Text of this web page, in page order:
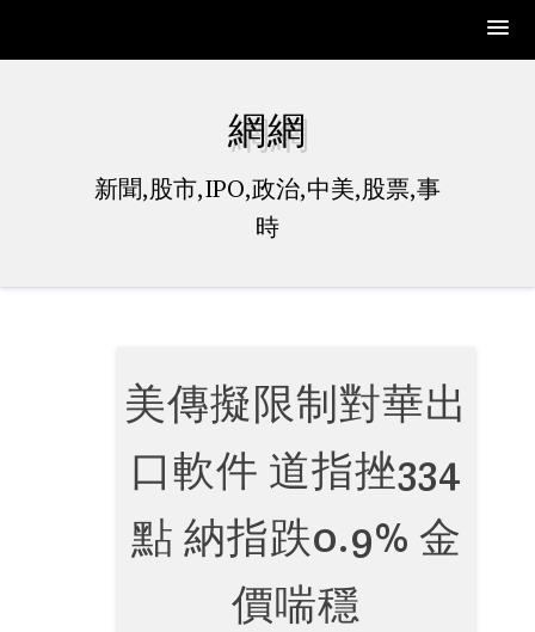
網網
新聞,股市,IPO,政治,中美,股票,事
時
美傳擬限制對華出
口軟件 道指挫334
點 納指跌0.9% 金
價喘穩